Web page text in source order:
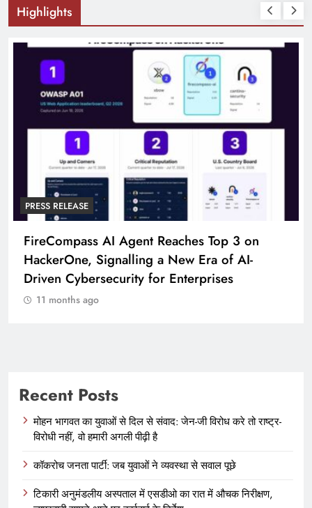
Highlights
PRESS RELEASE
FireCompass AI Agent Reaches Top 3 on
HackerOne, Signalling a New Era of AI-
Driven Cybersecurity for Enterprises
11 months ago
Recent Posts
मोहन भागवत का युवाओं से दिल से संवाद: जेन-जी विरोध करे तो राष्ट्र-
विरोधी नहीं, वो हमारी अगली पीढ़ी है
कॉकरोच जनता पार्टी: जब युवाओं ने व्यवस्था से सवाल पूछे
टिकारी अनुमंडलीय अस्पताल में एसडीओ का रात में औचक निरीक्षण,